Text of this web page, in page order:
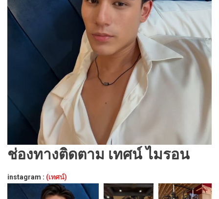
ช่องทางติดตาม เทศน์ ไมรอน
instagram : (เทศน์)